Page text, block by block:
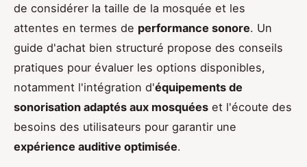
de considérer la taille de la mosquée et les
attentes en termes de performance sonore. Un
guide d'achat bien structuré propose des conseils
pratiques pour évaluer les options disponibles,
notamment l'intégration d'équipements de
sonorisation adaptés aux mosquées et l'écoute des
besoins des utilisateurs pour garantir une
expérience auditive optimisée.